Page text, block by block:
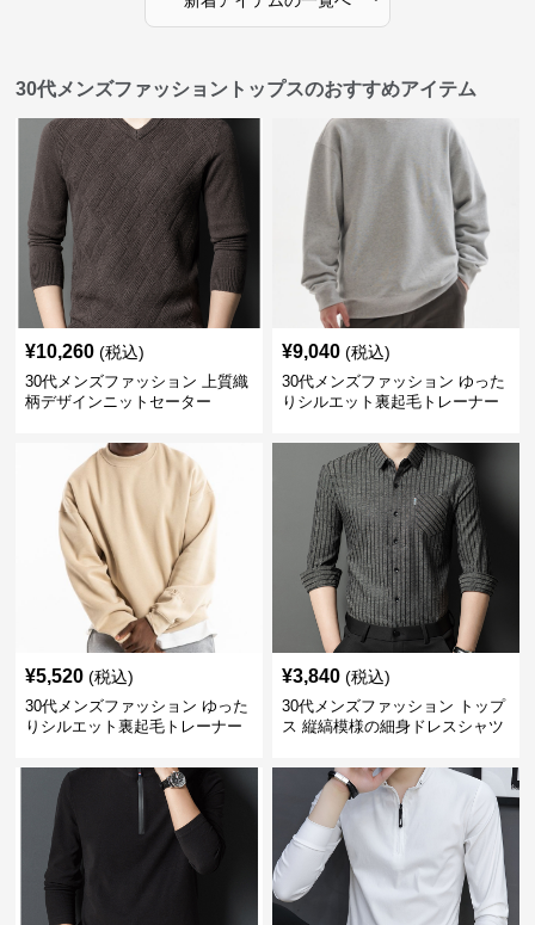
30代メンズファッショントップスのおすすめアイテム
¥10,260 (税込)
30代メンズファッション 上質織
柄デザインニットセーター
¥9,040 (税込)
30代メンズファッション ゆった
りシルエット裏起毛トレーナー
¥5,520 (税込)
30代メンズファッション ゆった
りシルエット裏起毛トレーナー
¥3,840 (税込)
30代メンズファッション トップ
ス 縦縞模様の細身ドレスシャツ